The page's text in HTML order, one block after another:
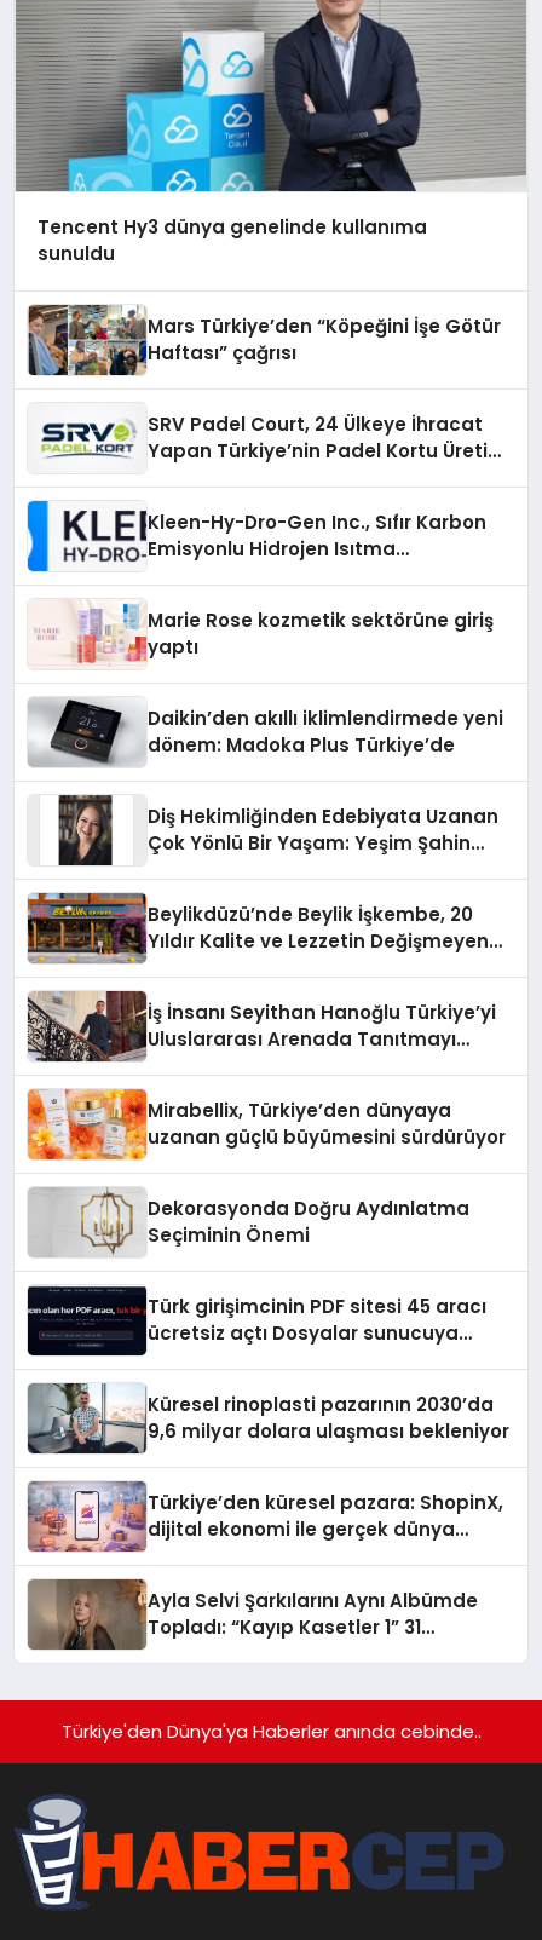
Tencent Hy3 dünya genelinde kullanıma
sunuldu
Mars Türkiye’den “Köpeğini İşe Götür
Haftası” çağrısı
SRV Padel Court, 24 Ülkeye İhracat
Yapan Türkiye’nin Padel Kortu Üretim
Kleen-Hy-Dro-Gen Inc., Sıfır Karbon
Emisyonlu Hidrojen Isıtma
Marie Rose kozmetik sektörüne giriş
yaptı
Daikin’den akıllı iklimlendirmede yeni
dönem: Madoka Plus Türkiye’de
Diş Hekimliğinden Edebiyata Uzanan
Çok Yönlü Bir Yaşam: Yeşim Şahin
Beylikdüzü’nde Beylik İşkembe, 20
Yıldır Kalite ve Lezzetin Değişmeyen
İş İnsanı Seyithan Hanoğlu Türkiye’yi
Uluslararası Arenada Tanıtmayı
Mirabellix, Türkiye’den dünyaya
uzanan güçlü büyümesini sürdürüyor
Dekorasyonda Doğru Aydınlatma
Seçiminin Önemi
Türk girişimcinin PDF sitesi 45 aracı
ücretsiz açtı Dosyalar sunucuya
Küresel rinoplasti pazarının 2030’da
9,6 milyar dolara ulaşması bekleniyor
Türkiye’den küresel pazara: ShopinX,
dijital ekonomi ile gerçek dünya
Ayla Selvi Şarkılarını Aynı Albümde
Topladı: “Kayıp Kasetler 1” 31
Türkiye'den Dünya'ya Haberler anında cebinde..